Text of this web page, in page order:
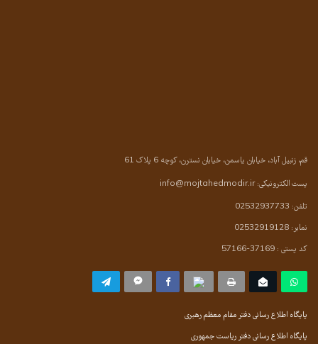
قم، زنبیل آباد، خیابان یاسمن، خیابان نسترن، کوچه 6 پلاک 61
پست الکترونیکی:info@mojtahedmodir.ir
تلفن: 02532937733
نمابر: 02532919128
کد پستی : 37169-57166
پایگاه اطلاع رسانی دفتر مقام معظم رهبری
پایگاه اطلاع رسانی دفتر ریاست جمهوری